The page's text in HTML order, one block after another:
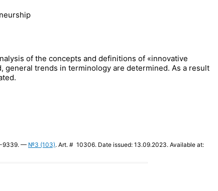
of the concepts and definitions of «innovative
trends in terminology are determined. As a result
9339. — №3 (103). Art. # 10306. Date issued: 13.09.2023. Available at: